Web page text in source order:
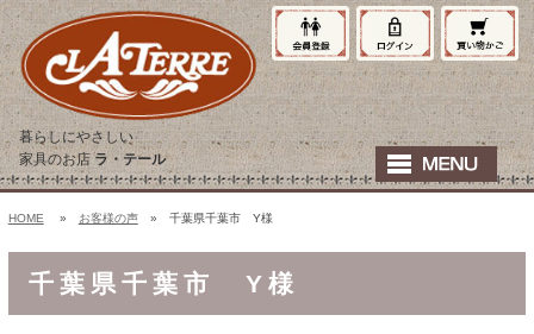
暮らしにやさしい
家具のお店ラ・テール
HOME » お客様の声» 千葉県千葉市 Y様
千葉県千葉市 Y様